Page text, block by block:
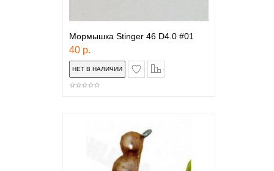
Мормышка Stinger 46 D4.0 #01
40 р.
в закладки